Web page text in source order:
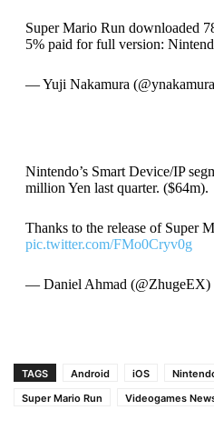
Super Mario Run downloaded
5% paid for full version:
— Yuji Nakamura
Nintendo’s Smart Device/IP
million Yen last quarter. ($64m).
Thanks to the release of Super
pic.twitter.com/FMo0Cryv0g
— Daniel Ahmad (@ZhugeEX)
TAGS Android iOS
Super Mario Run
Videogames